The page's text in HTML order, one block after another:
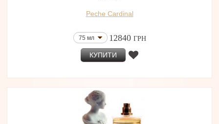
Peche Cardinal
75 мл 12840 ГРН
КУПИТИ